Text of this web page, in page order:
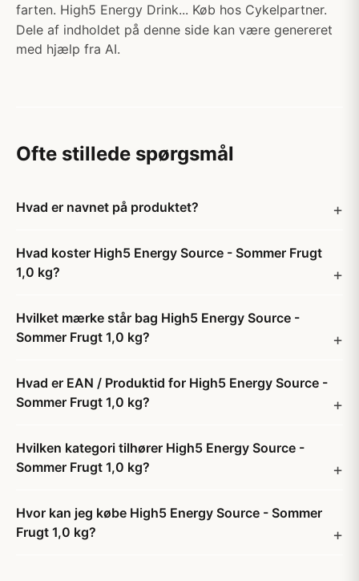
farten. High5 Energy Drink... Køb hos Cykelpartner.
Dele af indholdet på denne side kan være genereret
med hjælp fra AI.
Ofte stillede spørgsmål
Hvad er navnet på produktet?
Hvad koster High5 Energy Source - Sommer Frugt
1,0 kg?
Hvilket mærke står bag High5 Energy Source -
Sommer Frugt 1,0 kg?
Hvad er EAN / Produktid for High5 Energy Source -
Sommer Frugt 1,0 kg?
Hvilken kategori tilhører High5 Energy Source -
Sommer Frugt 1,0 kg?
Hvor kan jeg købe High5 Energy Source - Sommer
Frugt 1,0 kg?